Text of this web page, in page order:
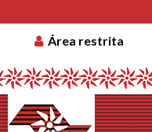
TABELA DE CUSTAS
Área restrita